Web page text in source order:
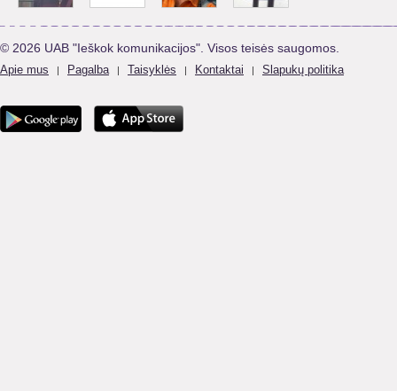
© 2026 UAB "Ieškok komunikacijos". Visos teisės saugomos.
Apie mus | Pagalba | Taisyklės | Kontaktai | Slapukų politika